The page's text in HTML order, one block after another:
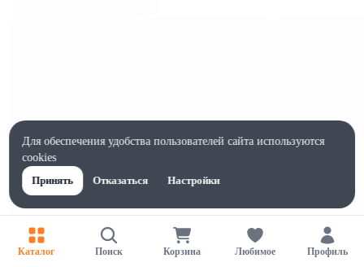
Каталог Поиск Корзина Любимое Профиль
Для обеспечения удобства пользователей сайта используются
cookies
Принять
Отказаться Настройки